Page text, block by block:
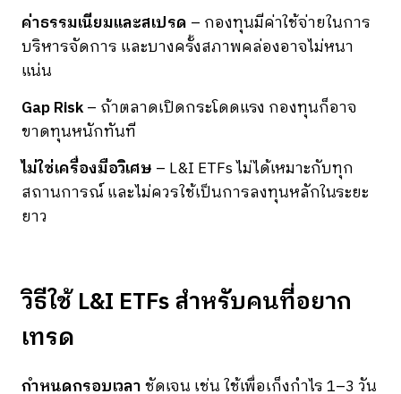
ค่าธรรมเนียมและสเปรด – กองทุนมีค่าใช้จ่ายในการ
บริหารจัดการ และบางครั้งสภาพคล่องอาจไม่หนา
แน่น
Gap Risk– ถ้าตลาดเปิดกระโดดแรง กองทุนก็อาจ
ขาดทุนหนักทันที
ไม่ใช่เครื่องมือวิเศษ – L&I ETFs ไม่ได้เหมาะกับทุก
สถานการณ์ และไม่ควรใช้เป็นการลงทุนหลักในระยะ
ยาว
วิธีใช้ L&I ETFs สำหรับคนที่อยาก
เทรด
กำหนดกรอบเวลาชัดเจน เช่น ใช้เพื่อเก็งกำไร 1–3 วัน